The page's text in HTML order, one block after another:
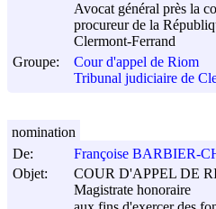
Avocat général près la
procureur de la
Clermont-Ferrand
Groupe:
Cour d'appel de Riom
Tribunal judiciaire de
De:
Françoise BARBIER-
Objet:
COUR D'APPEL DE
Magistrate honoraire
nomination